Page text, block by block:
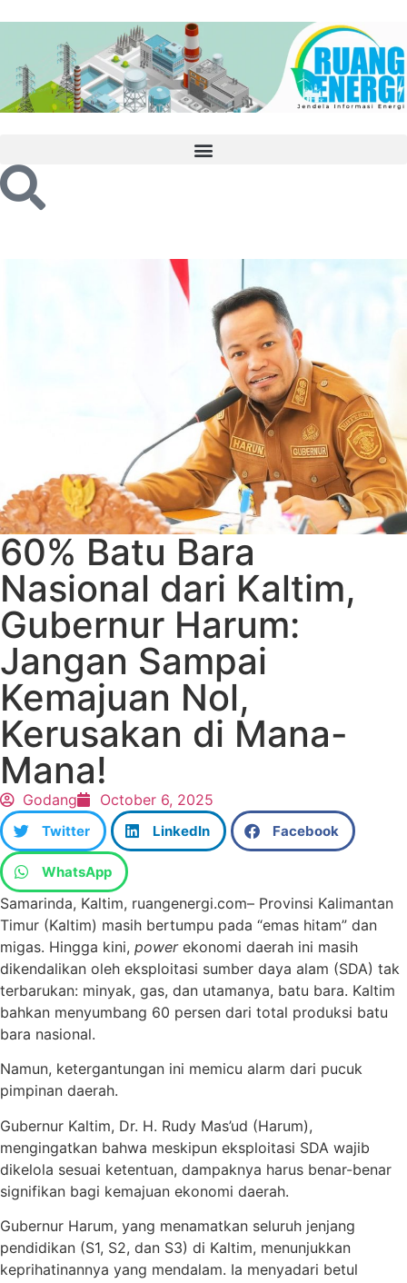
60% Batu Bara
Nasional dari Kaltim,
Gubernur Harum:
Jangan Sampai
Kemajuan Nol,
Kerusakan di Mana-
Mana!
Godang October 6, 2025
Twitter LinkedIn Facebook
WhatsApp
Samarinda, Kaltim, ruangenergi.com– Provinsi Kalimantan
Timur (Kaltim) masih bertumpu pada “emas hitam” dan
migas. Hingga kini, powerekonomi daerah ini masih
dikendalikan oleh eksploitasi sumber daya alam (SDA) tak
terbarukan: minyak, gas, dan utamanya, batu bara. Kaltim
bahkan menyumbang 60 persen dari total produksi batu
bara nasional.
Namun, ketergantungan ini memicu alarm dari pucuk
pimpinan daerah.
Gubernur Kaltim, Dr. H. Rudy Mas’ud (Harum),
mengingatkan bahwa meskipun eksploitasi SDA wajib
dikelola sesuai ketentuan, dampaknya harus benar-benar
signifikan bagi kemajuan ekonomi daerah.
Gubernur Harum, yang menamatkan seluruh jenjang
pendidikan (S1, S2, dan S3) di Kaltim, menunjukkan
keprihatinannya yang mendalam. Ia menyadari betul